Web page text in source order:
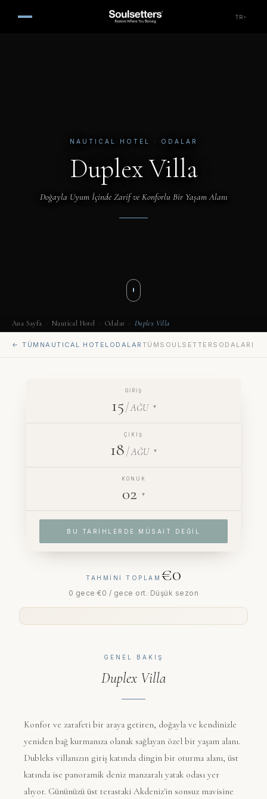
TR ▾
NAUTICAL HOTEL · ODALAR
Duplex Villa
Doğayla Uyum İçinde Zarif ve Konforlu Bir Yaşam Alanı
Ana Sayfa › Nautical Hotel › Odalar › Duplex Villa
← TÜM NAUTICAL HOTEL ODALAR TÜM SOULSETTERS ODALARI
GIRIŞ
15/AĞU ▾
ÇIKIŞ
18/AĞU ▾
KONUK
02 ▾
BU TARIHLERDE MÜSAIT DEĞIL
TAHMINI TOPLAM €0
0 gece ·€0 / gece ort.· Düşük sezon
GENEL BAKIŞ
Duplex Villa
Konfor ve zarafeti bir araya getiren, doğayla ve kendinizle
yeniden bağ kurmanıza olanak sağlayan özel bir yaşam alanı.
Dubleks villanızın giriş katında dingin bir oturma alanı, üst
katında ise panoramik deniz manzaralı yatak odası yer
alıyor. Gününüzü üst terastaki Akdeniz'in sonsuz mavisine